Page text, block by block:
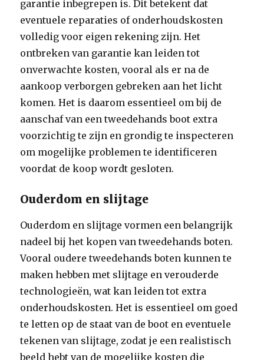
garantie inbegrepen is. Dit betekent dat
eventuele reparaties of onderhoudskosten
volledig voor eigen rekening zijn. Het
ontbreken van garantie kan leiden tot
onverwachte kosten, vooral als er na de
aankoop verborgen gebreken aan het licht
komen. Het is daarom essentieel om bij de
aanschaf van een tweedehands boot extra
voorzichtig te zijn en grondig te inspecteren
om mogelijke problemen te identificeren
voordat de koop wordt gesloten.
Ouderdom en slijtage
Ouderdom en slijtage vormen een belangrijk
nadeel bij het kopen van tweedehands boten.
Vooral oudere tweedehands boten kunnen te
maken hebben met slijtage en verouderde
technologieën, wat kan leiden tot extra
onderhoudskosten. Het is essentieel om goed
te letten op de staat van de boot en eventuele
tekenen van slijtage, zodat je een realistisch
beeld hebt van de mogelijke kosten die